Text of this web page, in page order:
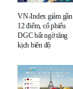
VN-Index giảm gần
12 điểm, cổ phiếu
DGC bất ngờ tăng
kịch biên độ